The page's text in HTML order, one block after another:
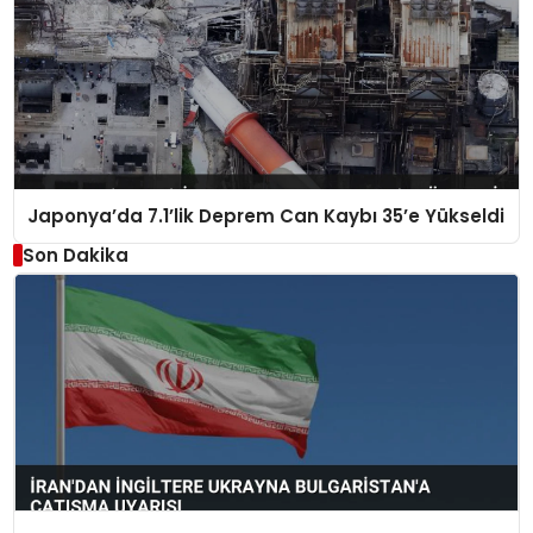
Japonya’da 7.1’lik Deprem Can Kaybı 35’e Yükseldi
Son Dakika